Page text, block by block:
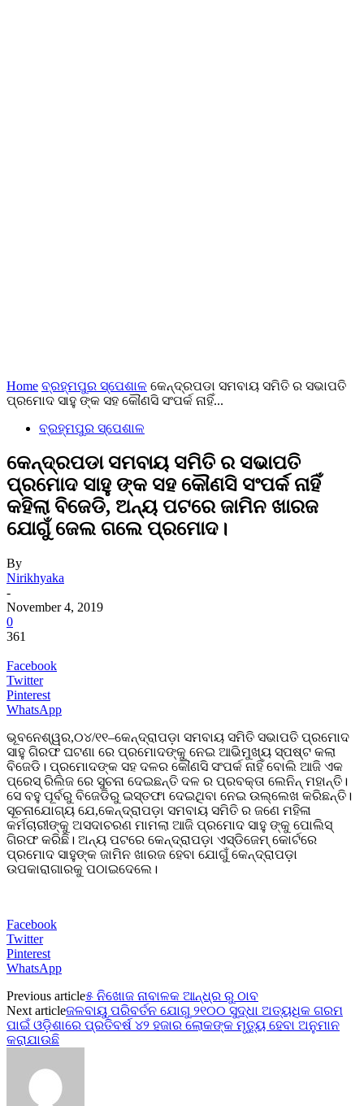
Home ବ୍ରହ୍ମପୁର ସ୍ପେଶାଳ କେନ୍ଦ୍ରପଡା ସମବାୟ ସମିତି ର ସଭାପତି
ପ୍ରମୋଦ ସାହୁ ଙ୍କ ସହ କୌଣସି ସଂପର୍କ ନାହିଁ...
ବ୍ରହ୍ମପୁର ସ୍ପେଶାଳ
କେନ୍ଦ୍ରପଡା ସମବାୟ ସମିତି ର ସଭାପତି
ପ୍ରମୋଦ ସାହୁ ଙ୍କ ସହ କୌଣସି ସଂପର୍କ ନାହିଁ
କହିଲା ବିଜେଡି, ଅନ୍ୟ ପଟରେ ଜାମିନ ଖାରଜ
ଯୋଗୁଁ ଜେଲ ଗଲେ ପ୍ରମୋଦ।
By
Nirikhyaka
-
November 4, 2019
0
361
Facebook
Twitter
Pinterest
WhatsApp
ଭୂବନେଶ୍ୱର,୦୪/୧୧–କେନ୍ଦ୍ରାପଡ଼ା ସମବାୟ ସମିତି ସଭାପତି ପ୍ରମୋଦ
ସାହୁ ଗିରଫ ଘଟଣା ରେ ପ୍ରମୋଦଙ୍କୁ ନେଇ ଆଭିମୁଖ୍ୟ ସ୍ପଷ୍ଟ କଲା
ବିଜେଡି। ପ୍ରମୋଦଙ୍କ ସହ ଦଳର କୌଣସି ସଂପର୍କ ନାହିଁ ବୋଲି ଆଜି ଏକ
ପ୍ରେସ୍ ରିଲିଜ ରେ ସୁଚନା ଦେଇଛନ୍ତି ଦଳ ର ପ୍ରବକ୍ତା ଲେନିନ୍ ମହାନ୍ତି।
ସେ ବହୁ ପୂର୍ବରୁ ବିଜେଡିରୁ ଇସ୍ତଫା ଦେଇଥିବା ନେଇ ଉଲ୍ଲେଖ କରିଛନ୍ତି।
ସୂଚନାଯୋଗ୍ୟ ଯେ,କେନ୍ଦ୍ରାପଡ଼ା ସମବାୟ ସମିତି ର ଜଣେ ମହିଳା
କର୍ମଚାରୀଙ୍କୁ ଅସଦାଚରଣ ମାମଲା ଆଜି ପ୍ରମୋଦ ସାହୁ ଙ୍କୁ ପୋଲିସ୍
ଗିରଫ କରିଛି। ଅନ୍ୟ ପଟରେ କେନ୍ଦ୍ରାପଡ଼ା ଏସ୍‌ଡିଜେମ୍‌ କୋର୍ଟରେ
ପ୍ରମୋଦ ସାହୁଙ୍କ ଜାମିନ ଖାରଜ ହେବା ଯୋଗୁଁ କେନ୍ଦ୍ରାପଡ଼ା
ଉପକାରାଗାରକୁ ପଠାଇଦେଲେ।
Facebook
Twitter
Pinterest
WhatsApp
Previous article୫ ନିଖୋଜ ନାବାଳକ ଆନ୍ଧ୍ର ରୁ ଠାବ
Next articleଜଳବାୟୁ ପରିବର୍ତନ ଯୋଗୁ ୨୧୦୦ ସୁଦ୍ଧା ଅତ୍ୟଧିକ ଗରମ
ପାଇଁ ଓଡ଼ିଶାରେ ପ୍ରତିବର୍ଷ ୪୨ ହଜାର ଲୋକଙ୍କ ମୃତ୍ୟୁ ହେବା ଅନୁମାନ
କରାଯାଉଛି